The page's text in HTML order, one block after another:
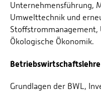
Unternehmensführung,
Umwelttechnik und
Ökologische Ökonomik.
Betriebswirtschaftslehre
Grundlagen der BWL,